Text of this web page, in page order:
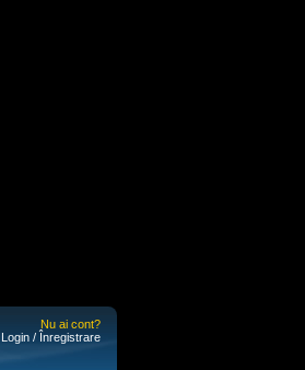
Nu ai cont?
Login / Înregistrare